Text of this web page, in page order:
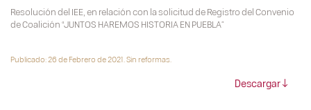
Resolución del IEE, en relación con la solicitud de Registro del Convenio
de Coalición “JUNTOS HAREMOS HISTORIA EN PUEBLA”
Publicado: 26 de Febrero de 2021. Sin reformas.
Descargar